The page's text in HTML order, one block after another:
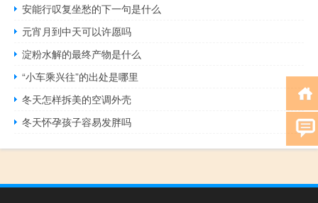
安能行叹复坐愁的下一句是什么
元宵月到中天可以许愿吗
淀粉水解的最终产物是什么
“小车乘兴往”的出处是哪里
冬天怎样拆美的空调外壳
冬天怀孕孩子容易发胖吗